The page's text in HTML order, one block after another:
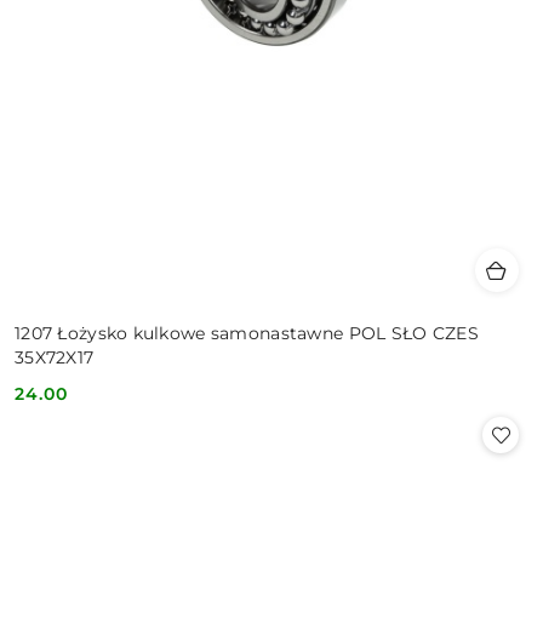
1207 Łożysko kulkowe samonastawne POL SŁO CZES
35X72X17
Cena:
24.00